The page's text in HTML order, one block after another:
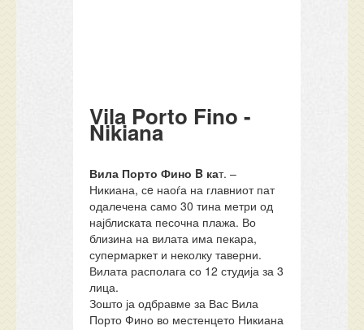
Vila Porto Fino -
Nikiana
Вила Порто Фино B кат. –
Никиана, сe наоѓа на главниот пат
одалечена само 30 тина метри од
најблиската песочна плажа. Во
близина на вилата има пекара,
супермаркет и неколку таверни.
Вилата располага со 12 студија за 3
лица.
Зошто ја одбравме за Вас Вила
Порто Фино во местенцето Никиана